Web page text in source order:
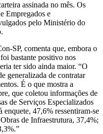
assinada no mês. Os
Empregados e
pelo Ministério do
SP, comenta que, embora o
bastante positivo nos
ter sido ainda maior. “O
generalizada de contratar
É o que mostra a
que coletou informações de
de Serviços Especializados
enquete, 47,6% ressentiram-se
de Infraestrutura, 37,4%;